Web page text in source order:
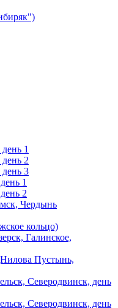
1
2
3
1
2
Чердынь
кольцо)
Галинское,
Пустынь,
Северодвинск, день
Северодвинск, день